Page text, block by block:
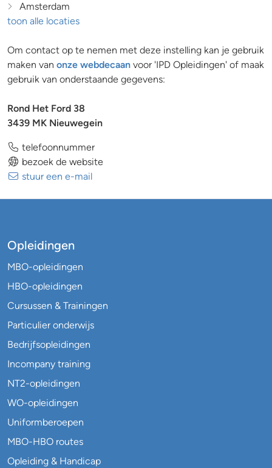
Amsterdam
toon alle locaties
Om contact op te nemen met deze instelling kan je gebruik
maken van onze webdecaan voor 'IPD Opleidingen' of maak
gebruik van onderstaande gegevens:
Rond Het Ford 38
3439 MK Nieuwegein
telefoonnummer
bezoek de website
stuur een e-mail
Opleidingen
MBO-opleidingen
HBO-opleidingen
Cursussen & Trainingen
Particulier onderwijs
Bedrijfsopleidingen
Incompany training
NT2-opleidingen
WO-opleidingen
Uniformberoepen
MBO-HBO routes
Opleiding & Handicap